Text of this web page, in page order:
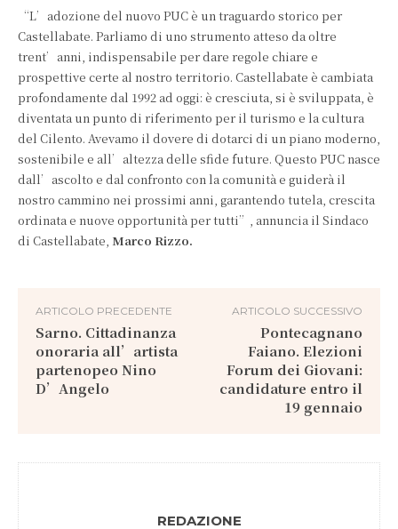
“L’adozione del nuovo PUC è un traguardo storico per
Castellabate. Parliamo di uno strumento atteso da oltre
trent’anni, indispensabile per dare regole chiare e
prospettive certe al nostro territorio. Castellabate è cambiata
profondamente dal 1992 ad oggi: è cresciuta, si è sviluppata, è
diventata un punto di riferimento per il turismo e la cultura
del Cilento. Avevamo il dovere di dotarci di un piano moderno,
sostenibile e all’altezza delle sfide future. Questo PUC nasce
dall’ascolto e dal confronto con la comunità e guiderà il
nostro cammino nei prossimi anni, garantendo tutela, crescita
ordinata e nuove opportunità per tutti”, annuncia il Sindaco
di Castellabate, Marco Rizzo.
ARTICOLO PRECEDENTE
Sarno. Cittadinanza
onoraria all’artista
partenopeo Nino
D’Angelo
ARTICOLO SUCCESSIVO
Pontecagnano
Faiano. Elezioni
Forum dei Giovani:
candidature entro il
19 gennaio
REDAZIONE